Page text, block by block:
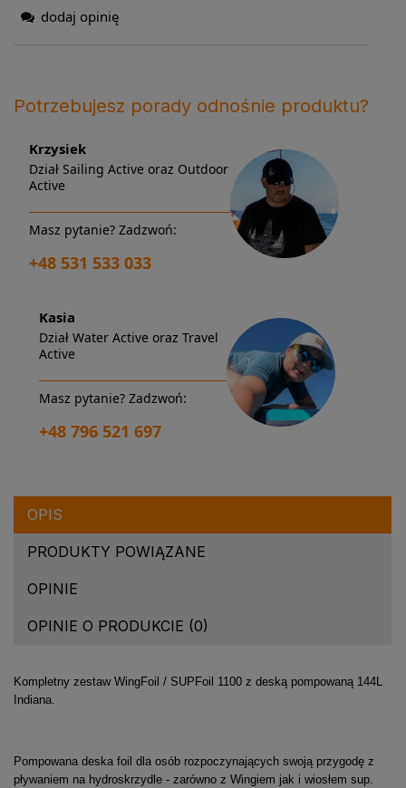
dodaj opinię
Potrzebujesz porady odnośnie produktu?
Krzysiek
Dział Sailing Active oraz Outdoor
Active
Masz pytanie? Zadzwoń:
+48 531 533 033
Kasia
Dział Water Active oraz Travel
Active
Masz pytanie? Zadzwoń:
+48 796 521 697
OPIS
PRODUKTY POWIĄZANE
OPINIE
OPINIE O PRODUKCIE (0)
Kompletny zestaw WingFoil / SUPFoil 1100 z deską pompowaną 144L
Indiana.
Pompowana deska foil dla osób rozpoczynających swoją przygodę z
pływaniem na hydroskrzydle - zarówno z Wingiem jak i wiosłem sup.